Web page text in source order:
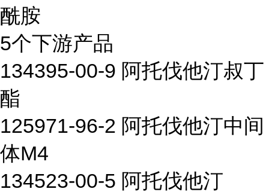
酰胺
5个下游产品
134395-00-9 阿托伐他汀叔丁
酯
125971-96-2 阿托伐他汀中间
体M4
134523-00-5 阿托伐他汀